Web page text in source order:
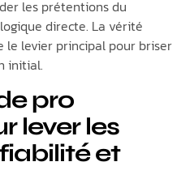
les prétentions du
directe. La vérité
le levier principal pour briser
initial.
pro
lever les
et